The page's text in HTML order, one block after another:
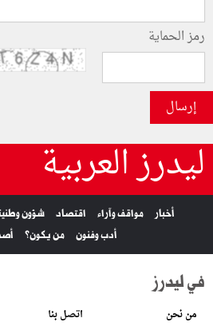
رمز الحماية
إرسال
ليدرز العربية
أخبار مواقف وآراء اقتصاد شؤون
أدب وفنون
من يكون؟
في ليدرز
من نحن اتصل بنا